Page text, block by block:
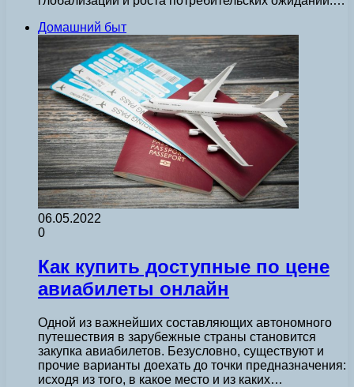
Домашний быт
06.05.2022
0
Как купить доступные по цене
авиабилеты онлайн
Одной из важнейших составляющих автономного
путешествия в зарубежные страны становится
закупка авиабилетов. Безусловно, существуют и
прочие варианты доехать до точки предназначения:
исходя из того, в какое место и из каких…